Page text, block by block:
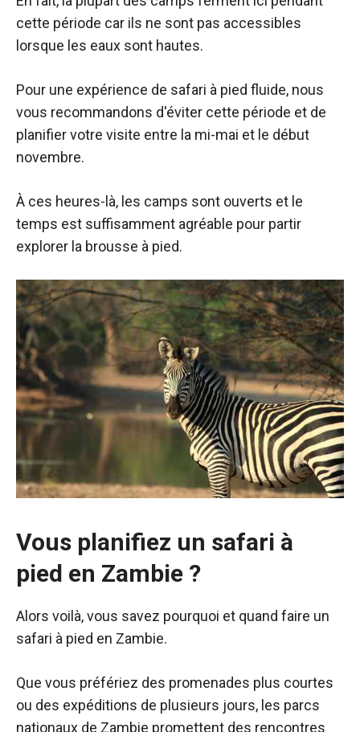
cette période car ils ne sont pas accessibles
lorsque les eaux sont hautes.
Pour une expérience de safari à pied fluide, nous
vous recommandons d'éviter cette période et de
planifier votre visite entre la mi-mai et le début
novembre.
À ces heures-là, les camps sont ouverts et le
temps est suffisamment agréable pour partir
explorer la brousse à pied.
Vous planifiez un safari à
pied en Zambie ?
Alors voilà, vous savez pourquoi et quand faire un
safari à pied en Zambie.
Que vous préfériez des promenades plus courtes
ou des expéditions de plusieurs jours, les parcs
nationaux de Zambie promettent des rencontres